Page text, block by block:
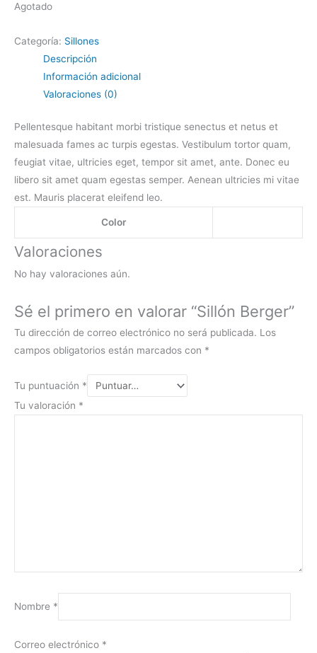
Agotado
Categoría: Sillones
Descripción
Información adicional
Valoraciones (0)
Pellentesque habitant morbi tristique senectus et netus et
malesuada fames ac turpis egestas. Vestibulum tortor quam,
feugiat vitae, ultricies eget, tempor sit amet, ante. Donec eu
libero sit amet quam egestas semper. Aenean ultricies mi vitae
est. Mauris placerat eleifend leo.
Color
Valoraciones
No hay valoraciones aún.
Sé el primero en valorar “Sillón Berger”
Tu dirección de correo electrónico no será publicada. Los
campos obligatorios están marcados con *
Tu puntuación *
Tu valoración *
Nombre *
Correo electrónico *